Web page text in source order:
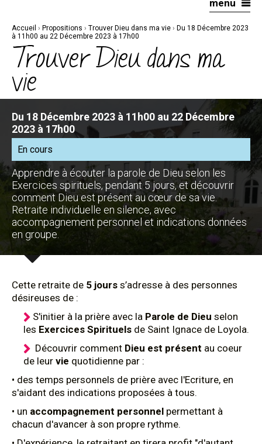
navigation
menu
Accueil › Propositions › Trouver Dieu dans ma vie › Du 18 Décembre 2023
à 11h00 au 22 Décembre 2023 à 17h00
Trouver Dieu dans ma
vie
Du 18 Décembre 2023 à 11h00 au 22 Décembre
2023 à 17h00
En cours
Apprendre à écouter la parole de Dieu selon les
Exercices spirituels, pendant 5 jours, et découvrir
comment Dieu est présent au cœur de sa vie.
Retraite individuelle en silence, avec
accompagnement personnel et indications données
en groupe.
Cette retraite de 5 jours s’adresse à des personnes
désireuses de :
S'initier à la prière avec la Parole de Dieu selon
les Exercices Spirituels de Saint Ignace de Loyola.
Découvrir comment Dieu est présent au coeur
de leur vie quotidienne par :
• des temps personnels de prière avec l'Ecriture, en
s'aidant des indications proposées à tous.
• un accompagnement personnel permettant à
chacun d'avancer à son propre rythme.